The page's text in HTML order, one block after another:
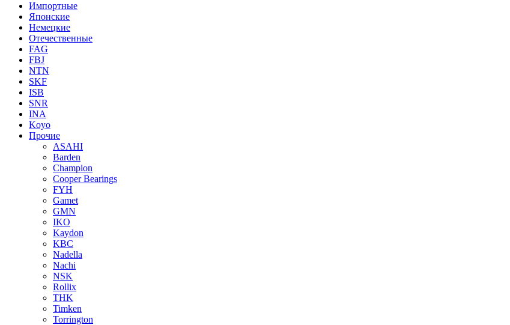
Импортные
Японские
Немецкие
Отечественные
FAG
FBJ
NTN
SKF
ISB
SNR
INA
Koyo
Прочие
ASAHI
Barden
Champion
Cooper Bearings
FYH
Gamet
GMN
IKO
Kaydon
KBC
Nadella
Nachi
NSK
Rollix
THK
Timken
Torrington